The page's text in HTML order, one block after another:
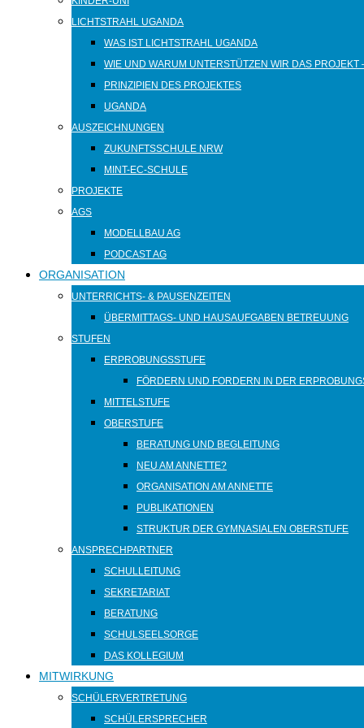
LICHTSTRAHL UGANDA
WAS IST LICHTSTRAHL UGANDA
WIE UND WARUM UNTERSTÜTZEN WIR DAS PROJEKT
PRINZIPIEN DES PROJEKTES
UGANDA
AUSZEICHNUNGEN
ZUKUNFTSSCHULE NRW
MINT-EC-SCHULE
PROJEKTE
AGS
MODELLBAU AG
PODCAST AG
ORGANISATION
UNTERRICHTS- & PAUSENZEITEN
ÜBERMITTAGS- UND HAUSAUFGABEN BETREUUNG
STUFEN
ERPROBUNGSSTUFE
FÖRDERN UND FORDERN IN DER
MITTELSTUFE
OBERSTUFE
BERATUNG UND BEGLEITUNG
NEU AM ANNETTE?
ORGANISATION AM ANNETTE
PUBLIKATIONEN
STRUKTUR DER GYMNASIALEN OBERSTUFE
ANSPRECHPARTNER
SCHULLEITUNG
SEKRETARIAT
BERATUNG
SCHULSEELSORGE
DAS KOLLEGIUM
MITWIRKUNG
SCHÜLERVERTRETUNG
SCHÜLERSPRECHER